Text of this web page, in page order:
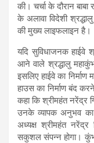
की। चर्चा के दौरान
के अलावा विदेशी
की मुख्य लाइफलाइन है।
यदि सुविधाजनक हाईवे
आने वाले श्रद्धालु
इसलिए हाईवे का
हाउस का निर्माण बंद
कहा कि श्रीमहंत नरेंद्र
उनके व्यापक अनुभव का
अध्यक्ष श्रीमहंत
सकुशल संपन्न होगा। कुंभ